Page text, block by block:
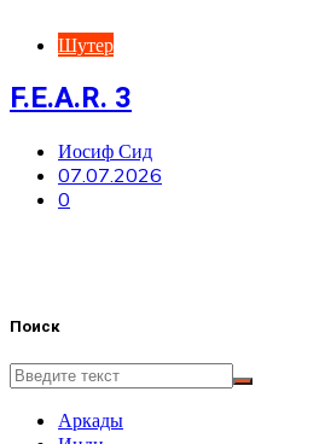
Шутер
F.E.A.R. 3
Иосиф Сид
07.07.2026
0
Поиск
Аркады